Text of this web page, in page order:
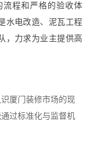
流程和严格的验收体
水电改造、泥瓦工程
，力求为业主提供高
厦门装修市场的现
过标准化与监督机